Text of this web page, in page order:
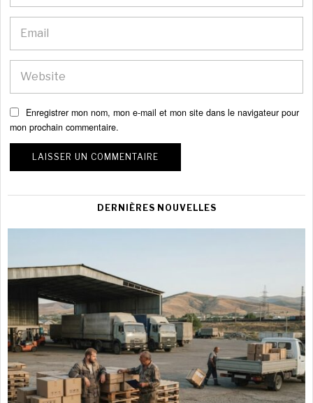
Enregistrer mon nom, mon e-mail et mon site dans le navigateur pour
mon prochain commentaire.
DERNIÈRES NOUVELLES